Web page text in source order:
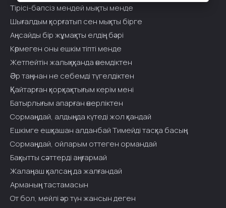
Тірісі-бәлсіз мендей мықты менде
Шығалдым қорғатып сен мықты бірге
Аңсайды бір жұмақты елдің бәрі
Көрмеген оны ешкім тіпті менде
Жетпейтін жалыққанда өнемдіктен
Әр таңнан не себемді түгелдіктен
Қайтарған қорқақтығым керім мені
Батырлығым апарған өнерліктен
Сормаңдай, алдыңда күтеді жол қандай
Ешкімге ешқашан алданбай Тимейді тасқа басың
Сормаңдай, ойларым оттеген ормандай
Бақытты сәттерді аңғармай
Жалаңаш қалсаң да жалғандай
Арманың тастамасын
От бол, мейлі әр түн жансын деген